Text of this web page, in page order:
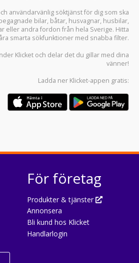
användarvänlig söktjänst för dig som ska
bilar, båtar, husvagnar, husbilar,
eller andra fordon från hela Sverige. Hitta
smarta sökfunktioner med snabba filter.
Klicket och delar det du gillar med dina
vänner!
Ladda ner Klicket-appen gratis:
För företag
Produkter & tjänster
Annonsera
Bli kund hos Klicket
Handlarlogin